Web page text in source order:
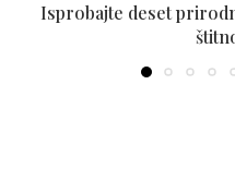
Isprobajte deset